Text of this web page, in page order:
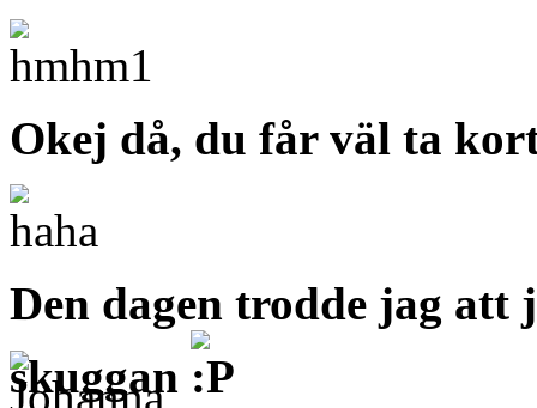
Okej då, du får väl ta
Den dagen trodde jag att
skuggan